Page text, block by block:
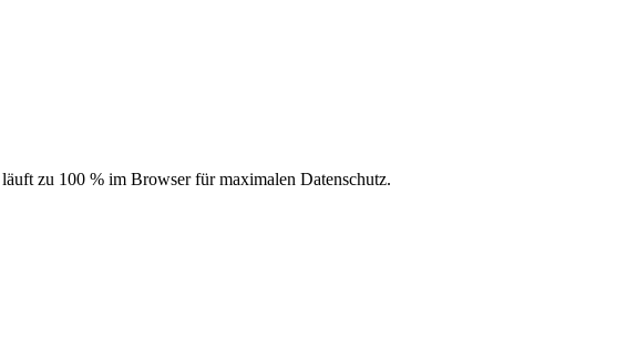
zu 100 % im Browser für maximalen Datenschutz.